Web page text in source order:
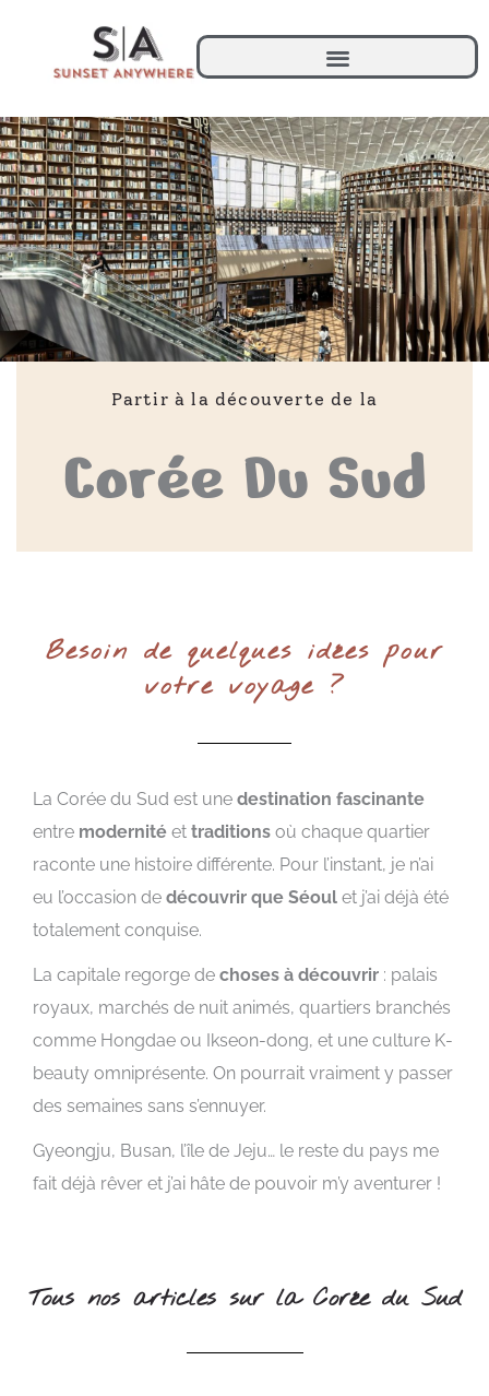
contenu
Partir à la découverte de la
Corée Du Sud
Besoin de quelques idées pour
votre voyage ?
La Corée du Sud est une destination fascinante
entre modernité et traditions où chaque quartier
raconte une histoire différente. Pour l’instant, je n’ai
eu l’occasion de découvrir que Séoul et j’ai déjà été
totalement conquise.
La capitale regorge de choses à découvrir : palais
royaux, marchés de nuit animés, quartiers branchés
comme Hongdae ou Ikseon-dong, et une culture K-
beauty omniprésente. On pourrait vraiment y passer
des semaines sans s’ennuyer.
Gyeongju, Busan, l’île de Jeju… le reste du pays me
fait déjà rêver et j’ai hâte de pouvoir m’y aventurer !
Tous nos articles sur la Corée du Sud